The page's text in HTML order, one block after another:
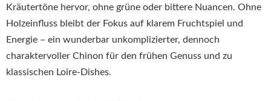
Kräutertöne hervor, ohne grüne oder bittere Nuancen. Ohne
Holzeinfluss bleibt der Fokus auf klarem Fruchtspiel und
Energie – ein wunderbar unkomplizierter, dennoch
charaktervoller Chinon für den frühen Genuss und zu
klassischen Loire-Dishes.